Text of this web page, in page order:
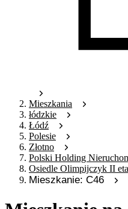
Mieszkania
łódzkie
Łódź
Polesie
Złotno
Polski Holding
Osiedle Olimpijczyk II
Mieszkanie: C46